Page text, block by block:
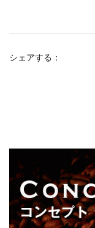
シェアする：